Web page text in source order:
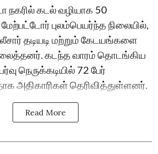
நகரில் கடல் வழியாக 50
புலம்பெயர்ந்த நிலையில்,
தடியடி மற்றும் கேடயங்களை
கடந்த வாரம் தொடங்கிய
நெருக்கடியில் 72 பேர்
அதிகாரிகள் தெரிவித்துள்ளனர்.
Read More